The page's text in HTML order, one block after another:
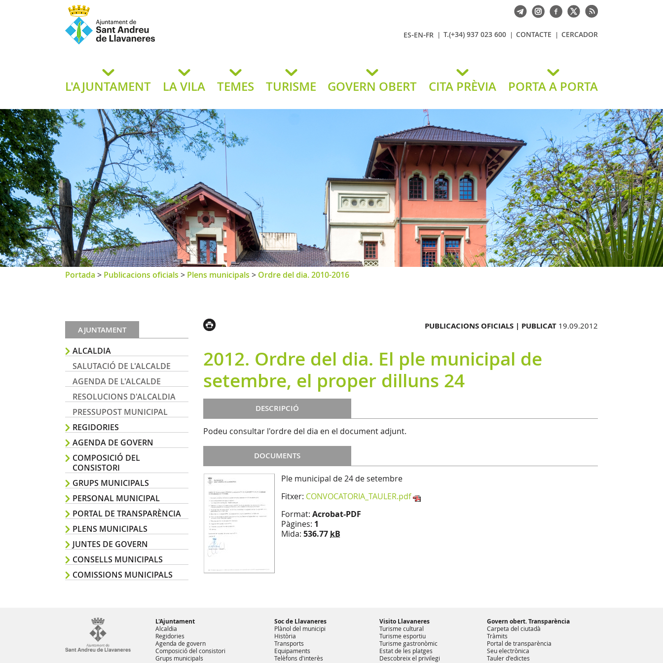
de Llavaneres
ES-EN-FR T.(+34) 937 023 600 CONTACTE CERCADOR
L'AJUNTAMENT LA VILA TEMES TURISME GOVERN OBERT CITA PRÈVIA PORTA A PORTA
Portada > Publicacions oficials > Plens municipals > Ordre del dia. 2010-2016
AJUNTAMENT
ALCALDIA
SALUTACIÓ DE L'ALCALDE
AGENDA DE L'ALCALDE
RESOLUCIONS D'ALCALDIA
PRESSUPOST MUNICIPAL
REGIDORIES
AGENDA DE GOVERN
COMPOSICIÓ DEL
CONSISTORI
GRUPS MUNICIPALS
PERSONAL MUNICIPAL
PORTAL DE TRANSPARÈNCIA
PLENS MUNICIPALS
JUNTES DE GOVERN
CONSELLS MUNICIPALS
COMISSIONS MUNICIPALS
PUBLICACIONS OFICIALS | PUBLICAT 19.09.2012
2012. Ordre del dia. El ple municipal de
setembre, el proper dilluns 24
DESCRIPCIÓ
Podeu consultar l'ordre del dia en el document adjunt.
DOCUMENTS
Ple municipal de 24 de setembre
Fitxer: CONVOCATORIA_TAULER.pdf
Format: Acrobat-PDF
Pàgines: 1
Mida: 536.77 kB
L'Ajuntament
Alcaldia
Regidories
Agenda de govern
Composició del consistori
Grups municipals
Soc de Llavaneres
Plànol del municipi
Història
Transports
Equipaments
Telèfons d'interès
Visito Llavaneres
Turisme cultural
Turisme esportiu
Turisme gastronòmic
Estat de les platges
Descobreix el privilegi
Govern obert. Transparència
Carpeta del ciutadà
Tràmits
Portal de transparència
Seu electrònica
Tauler d'edictes